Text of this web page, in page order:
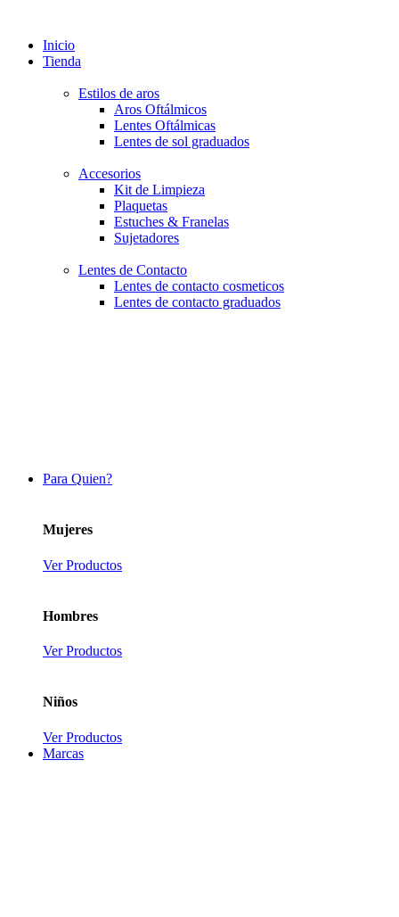
Inicio
Tienda
Estilos de aros
Aros Oftálmicos
Lentes Oftálmicas
Lentes de sol graduados
Accesorios
Kit de Limpieza
Plaquetas
Estuches & Franelas
Sujetadores
Lentes de Contacto
Lentes de contacto cosmeticos
Lentes de contacto graduados
Para Quien?
Mujeres
Ver Productos
Hombres
Ver Productos
Niños
Ver Productos
Marcas